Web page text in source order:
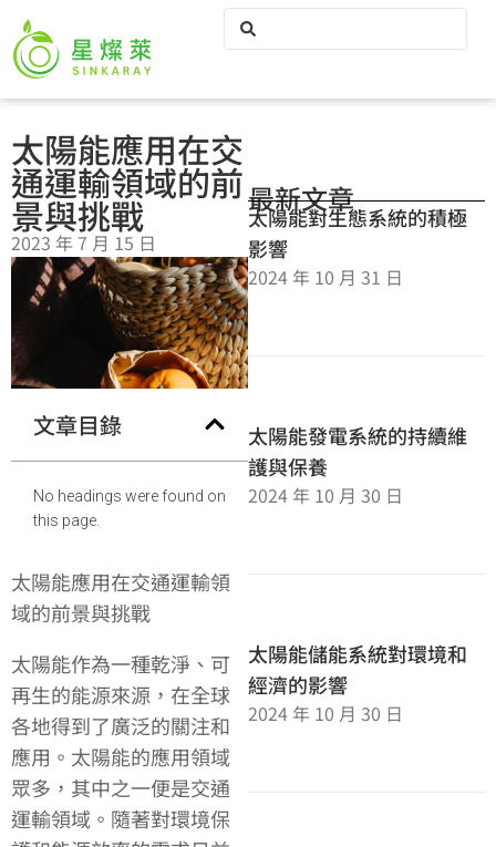
太陽能應用在交
通運輸領域的前
景與挑戰
2023 年 7 月 15 日
文章目錄
No headings were found on
this page.
太陽能應用在交通運輸領
域的前景與挑戰
太陽能作為一種乾淨、可
再生的能源來源，在全球
各地得到了廣泛的關注和
應用。太陽能的應用領域
眾多，其中之一便是交通
運輸領域。隨著對環境保
最新文章
太陽能對生態系統的積極
影響
2024 年 10 月 31 日
太陽能發電系統的持續維
護與保養
2024 年 10 月 30 日
太陽能儲能系統對環境和
經濟的影響
2024 年 10 月 30 日